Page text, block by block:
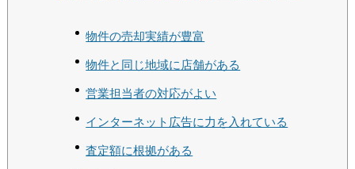
物件の売却実績が豊富
物件と同じ地域に店舗がある
営業担当者の対応がよい
インターネット広告に力を入れている
査定額に根拠がある